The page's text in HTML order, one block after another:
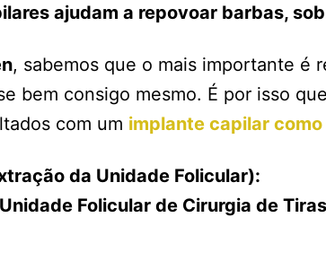
ajudam a repovoar barbas,
, sabemos que o mais importante é
bem consigo mesmo. É por isso
com um implante capilar
da Unidade Folicular):
Folicular de Cirurgia de